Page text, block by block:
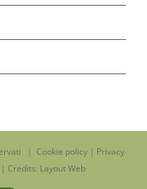
| Cookie policy| Privacy
| Credits: Layout Web